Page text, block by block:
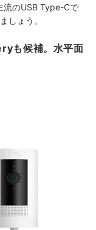
流のUSB Type-Cで
しょう。
も候補。水平面